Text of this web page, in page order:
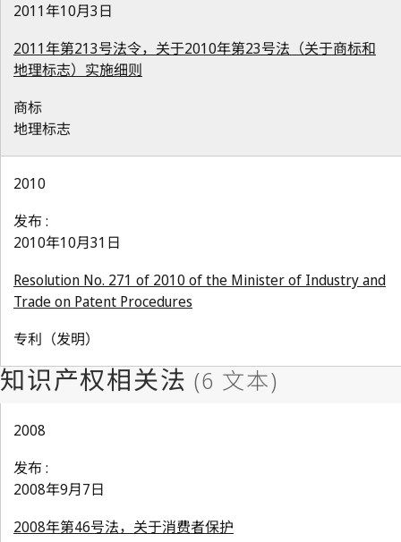
2011年10月3日
2011年第213号法令，关于2010年第23号法（关于商标和
地理标志）实施细则
商标
地理标志
2010
发布 :
2010年10月31日
Resolution No. 271 of 2010 of the Minister of Industry and
Trade on Patent Procedures
专利（发明）
2008
发布 :
2008年9月7日
2008年第46号法，关于消费者保护